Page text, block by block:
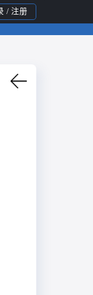
/ 注册